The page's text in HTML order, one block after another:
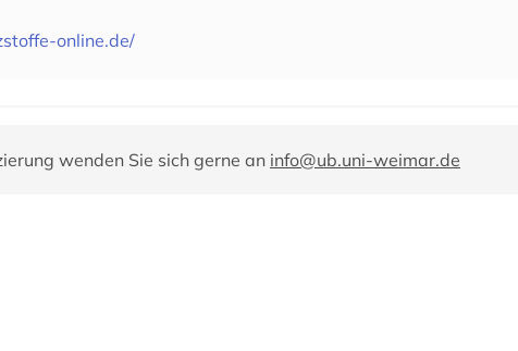
online.de/
wenden Sie sich gerne an info@ub.uni-weimar.de